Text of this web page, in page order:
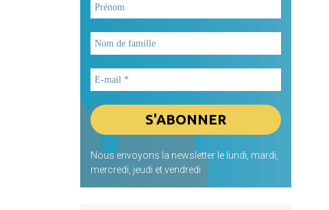
Nous envoyons la newsletter le lundi, mardi,
mercredi, jeudi et vendredi